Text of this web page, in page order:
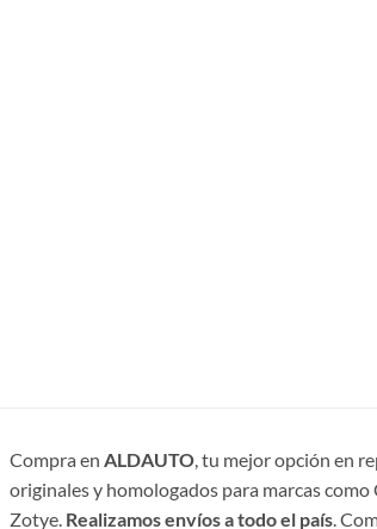
Compra en ALDAUTO, tu mejor opción en
originales y homologados para marcas
Zotye. Realizamos envíos a todo el país.